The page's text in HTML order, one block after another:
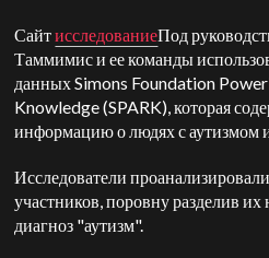
СайтисследованиеПод
Таммимис и ее команды
данных Simons Foundation
Knowledge (SPARK), которая
информацию о людях с аутизмом
Исследователи
участников, поровну разделив их
диагноз "аутизм".